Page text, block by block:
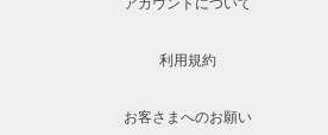
利用規約
お客さまへのお願い